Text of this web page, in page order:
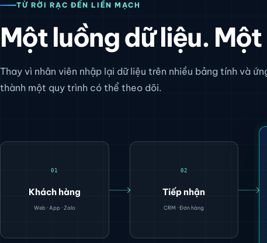
TỪ RỜI RẠC ĐẾN LIỀN MẠCH
Một luồng dữ liệu.
Thay vì nhân viên nhập lại dữ liệu trên nhiều bảng tính và
thành một quy trình có thể theo dõi.
01
Khách hàng
Web · App · Zalo
02
Tiếp nhận
CRM · Đơn hàng